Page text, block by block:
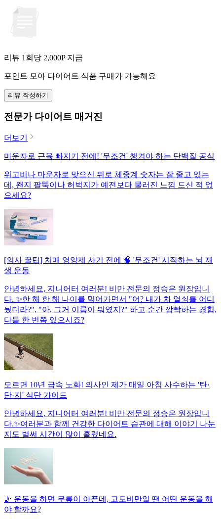
리뷰 1회당 2,000P 지급
포인트 모아 다이어트 식품 구매가 가능해요
리뷰 작성하기
전문가 다이어트 매거진
더보기
마운자로 근육 빠지기 전에! '무조건' 챙겨야 하는 단백질 공식
위고비나 마운자로 맞으신 뒤로 체중계 숫자는 잘 줄고 있는
데, 왠지 팔뚝이나 허벅지가 예전보다 물러진 느낌 드신 적 없
으세요?
[의사 꿀팁] 치매 영양제 사기 전에 🧠 '무조건' 시작하는 뇌 재
생 운동
안녕하세요, 지니어터 여러분! 비만 전문의 정승은 원장입니
다. ✨한 해 한 해 나이를 먹어가면서 "어? 내가 차 열쇠를 어디
뒀더라?", "아, 그거 이름이 뭐였지?" 하고 순간 깜빡하는 경험,
다들 한 번쯤 있으시죠?
모르면 10년 급속 노화! 의사인 제가 매일 아침 사수하는 '탄·
단·지' 식단 가이드
안녕하세요, 지니어터 여러분! 비만 전문의 정승은 원장입니
다.✨여러분과 함께 건강한 다이어트 습관에 대해 이야기 나눈
지도 벌써 시간이 많이 흘렀네요.
🦵 운동을 하면 무릎이 아픈데, 고도비만일 땐 어떤 운동을 해
야 할까요?